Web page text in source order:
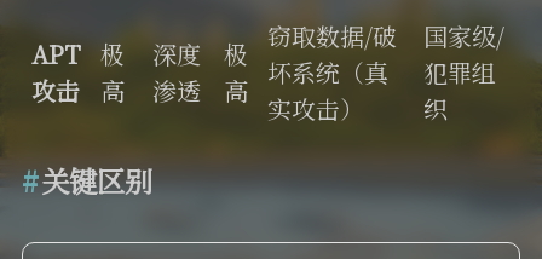
APT
攻击
极
高
深度
渗透
极
高
窃取数据/破
坏系统（真
实攻击）
国家级/
犯罪组
织
关键区别